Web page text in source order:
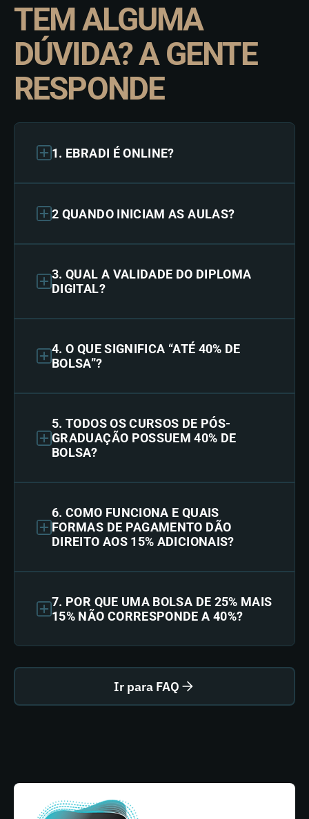
TEM ALGUMA
DÚVIDA? A GENTE
RESPONDE
1. EBRADI É ONLINE?
2 QUANDO INICIAM AS AULAS?
3. QUAL A VALIDADE DO DIPLOMA
DIGITAL?
4. O QUE SIGNIFICA “ATÉ 40% DE
BOLSA”?
5. TODOS OS CURSOS DE PÓS-
GRADUAÇÃO POSSUEM 40% DE
BOLSA?
6. COMO FUNCIONA E QUAIS
FORMAS DE PAGAMENTO DÃO
DIREITO AOS 15% ADICIONAIS?
7. POR QUE UMA BOLSA DE 25% MAIS
15% NÃO CORRESPONDE A 40%?
Ir para FAQ